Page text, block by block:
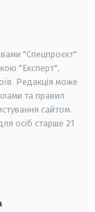
"Спецпроєкт"
"Експерт",
Редакція може
та правил
сайтом.
осіб старше 21